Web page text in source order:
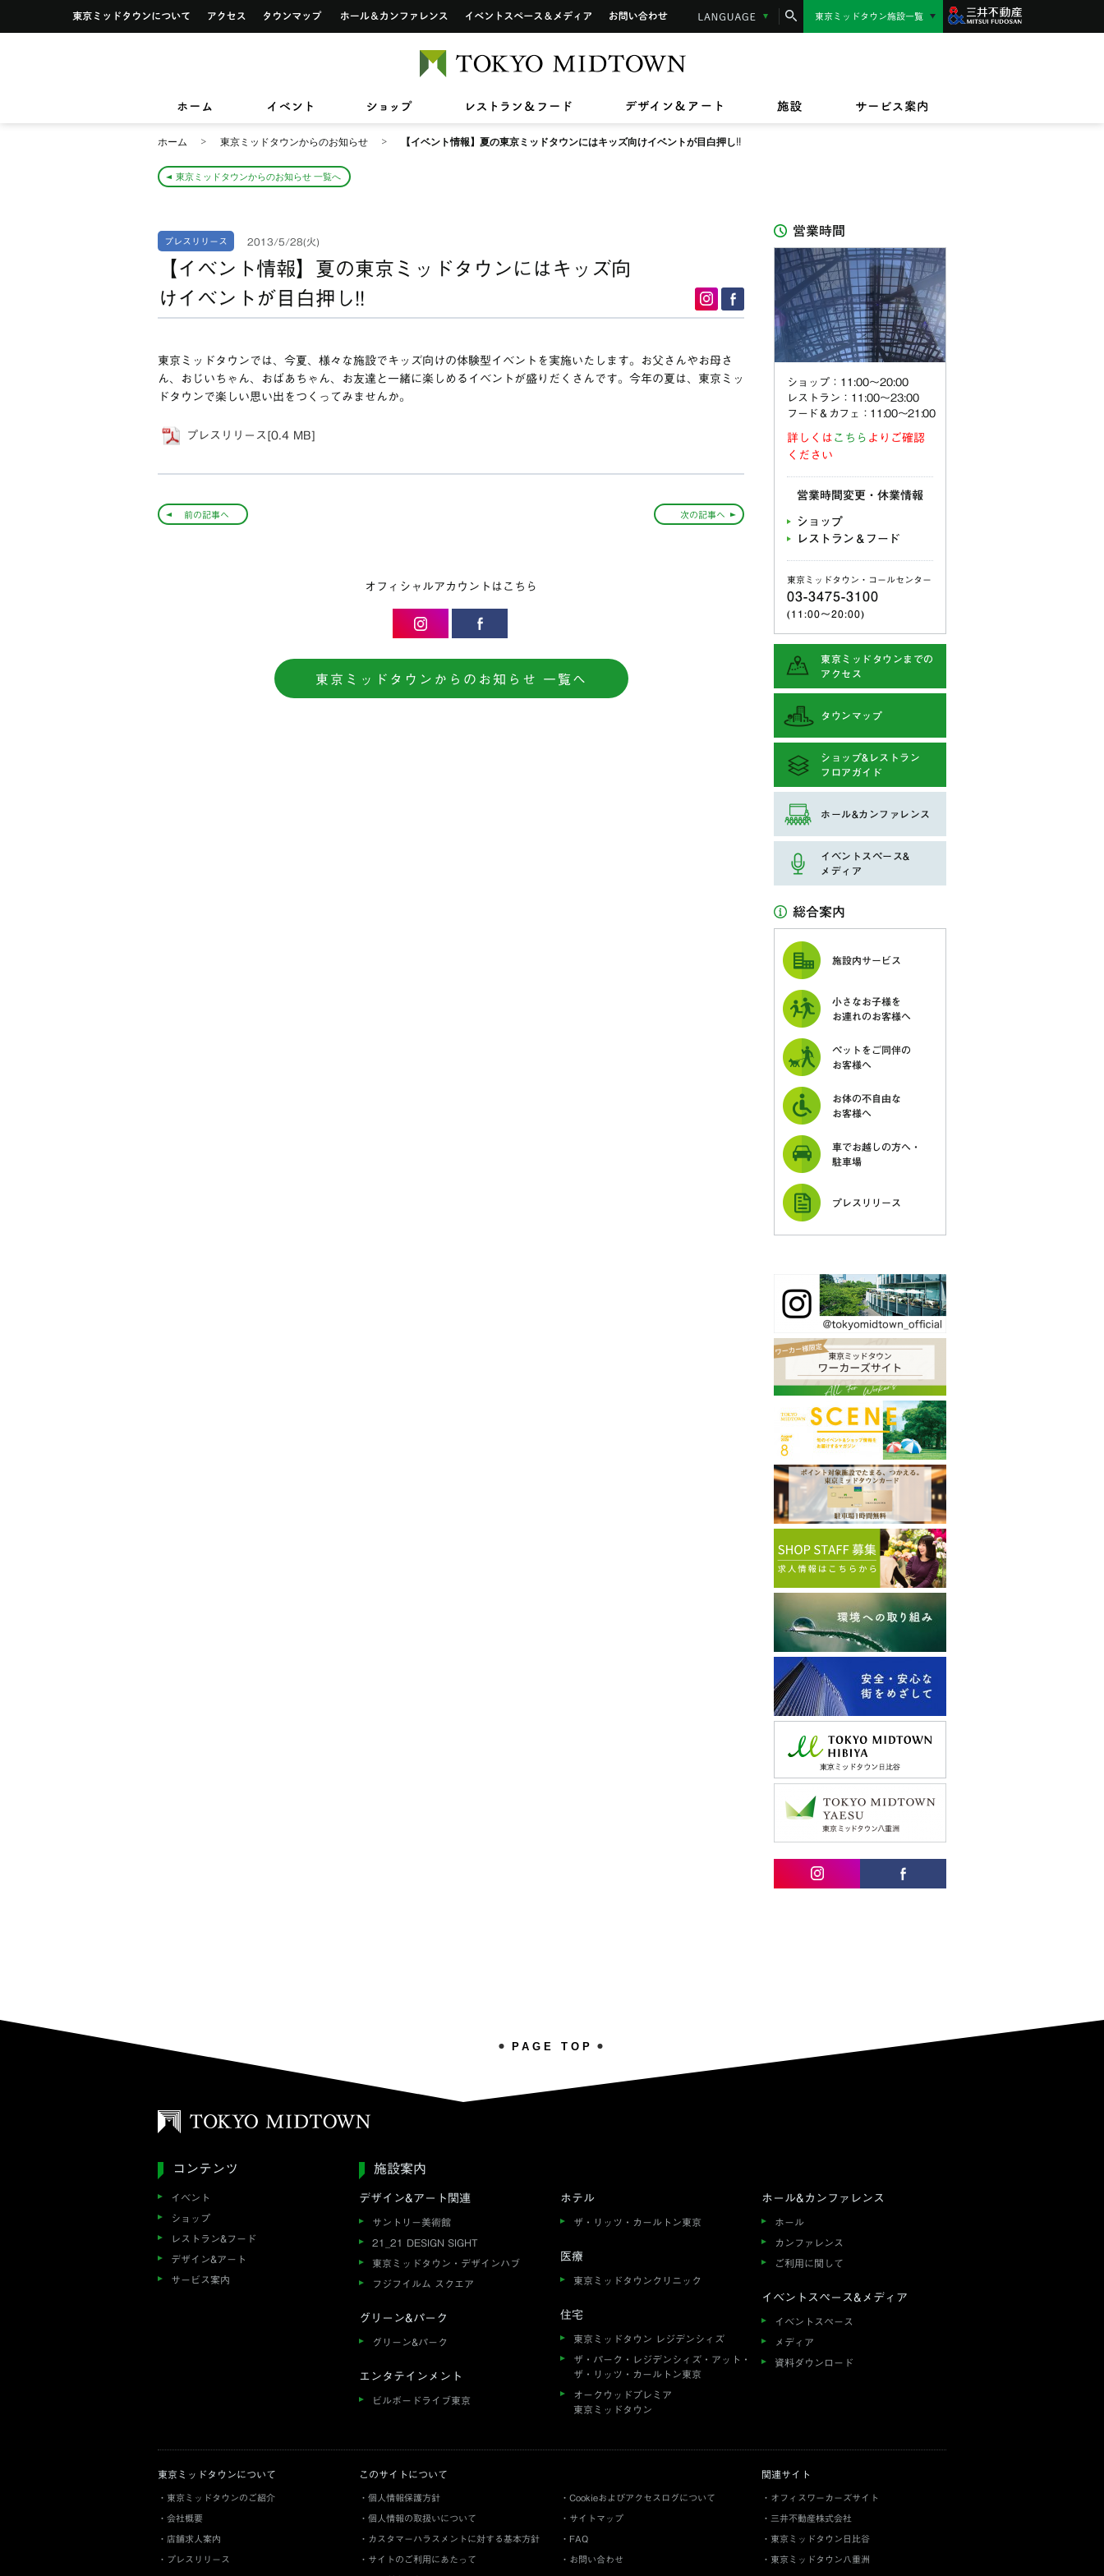
東京ミッドタウンについて
アクセス タウンマップ ホール&カンファレンス イベントスペース&メディア
お問い合わせ LANGUAGE東京ミッドタウン施設一覧
イベント ショップ レストラン&フード デザイン&アート施設 サービス案内
2026/3/27(金)〜8/9(日)
スープはいのち
2026/7/17(金)〜8/16(日)
ASHIMIZU（PARASOLS GARDEN）
ショップ検索
フロアガイド
2026/7/1(水)〜8/31(月)
ン》新規ご入会キャンペーン
レストラン＆フード検索
フロアガイド
2026/7/17(金)〜8/31(月)
アートワーク in 東京ミッドタウン
TOKYO MIDTOWN DESIGN LIVE 六本木未来会議
東京ミッドタウンクリニック
東京ミッドタウン レジデンス
ザ・リッツ・カールトン東京 東京ミッドタウン オフィス ビルボードライブ東京
サービス案内トップ インフォメーションカウンター コンシェルジュサービス
ご利用可能なカードについて
小さなお子様をお連れのお客様へ バリアフリーサービス ペット同伴のお客様へ
ホーム 東京ミッドタウンからのお知らせ 【イベント情報】夏の東京ミッドタウンにはキッズ向けイベントが目白押し!!
東京ミッドタウンからのお知らせ 一覧へ
プレスリリース 2013/5/28(火)
【イベント情報】夏の東京ミッドタウンにはキッズ向
けイベントが目白押し!!
東京ミッドタウンでは、今夏、様々な施設でキッズ向けの体験型イベントを実施いたします。お父さんやお母さ
ん、おじいちゃん、おばあちゃん、お友達と一緒に楽しめるイベントが盛りだくさんです。今年の夏は、東京ミッ
ドタウンで楽しい思い出をつくってみませんか。
プレスリリース[0.4 MB]
次の記事へ
前の記事へ
オフィシャルアカウントはこちら
東京ミッドタウンからのお知らせ 一覧へ
営業時間
ショップ：11:00〜20:00
レストラン：11:00〜23:00
フード＆カフェ：11:00～21:00
詳しくは こちら よりご確認
ください
営業時間変更・休業情報
ショップ
レストラン＆フード
東京ミッドタウン・コールセンター
03-3475-3100
(11:00〜20:00)
東京ミッドタウンまでの
アクセス
タウンマップ
ショップ&レストラン
フロアガイド
ホール&カンファレンス
イベントスペース&
メディア
総合案内
施設内サービス
小さなお子様を
お連れのお客様へ
ペットをご同伴の
お客様へ
お体の不自由な
お客様へ
車でお越しの方へ・
駐車場
プレスリリース
PAGE TOP
コンテンツ
イベント
ショップ
レストラン&フード
デザイン&アート
サービス案内
施設案内
デザイン&アート関連
サントリー美術館
21_21 DESIGN SIGHT
東京ミッドタウン・デザインハブ
フジフイルム スクエア
グリーン&パーク
グリーン&パーク
エンタテインメント
ビルボードライブ東京
ホテル
ザ・リッツ・カールトン東京
医療
東京ミッドタウンクリニック
住宅
東京ミッドタウン レジデンシィズ
ザ・パーク・レジデンシィズ・アット・
ザ・リッツ・カールトン東京
オークウッドプレミア
東京ミッドタウン
ホール&カンファレンス
ホール
カンファレンス
ご利用に関して
イベントスペース&メディア
イベントスペース
メディア
資料ダウンロード
東京ミッドタウンについて
東京ミッドタウンのご紹介
会社概要
店舗求人案内
プレスリリース
このサイトについて
個人情報保護方針
個人情報の取扱いについて
カスタマーハラスメントに対する基本方針
サイトのご利用にあたって
Cookieおよびアクセスログについて
サイトマップ
FAQ
お問い合わせ
関連サイト
オフィスワーカーズサイト
三井不動産株式会社
東京ミッドタウン日比谷
東京ミッドタウン八重洲